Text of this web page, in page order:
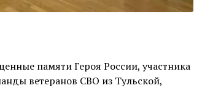
памяти Героя России, участника
ветеранов СВО из Тульской,